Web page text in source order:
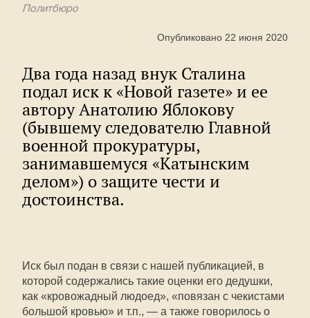
Политбюро
Опубликовано 22 июня 2020
Два года назад внук Сталина
подал иск к «Новой газете» и ее
автору Анатолию Яблокову
(бывшему следователю Главной
военной прокуратуры,
занимавшемуся «Катынским
делом») о защите чести и
достоинства.
Иск был подан в связи с нашей публикацией, в
которой содержались такие оценки его дедушки,
как «кровожадный людоед», «повязан с чекистами
большой кровью» и т.п., — а также говорилось о